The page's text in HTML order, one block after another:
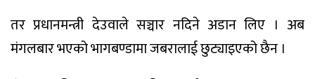
तर प्रधानमन्त्री देउवाले सञ्चार नदिने अडान लिए । अब
मंगलबार भएको भागबण्डामा जबरालाई छुट्याइएको छैन ।